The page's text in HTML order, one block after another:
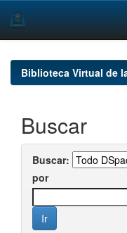
navigationBiblioteca Virtual de
Buscar
Buscar:
por